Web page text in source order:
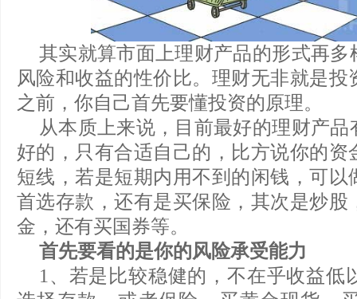
其实就算市面上理财产品的形式再
风险和收益的性价比。理财无非就是
之前，你自己首先要懂投资的原理。
从本质上来说，目前最好的理财产
好的，只有合适自己的，比方说你的
短线，若是短期内用不到的闲钱，可
首选存款，还有是买保险，其次是炒股
金，还有买国券等。
首先要看的是你的风险承受能力
1、若是比较稳健的，不在乎收益低